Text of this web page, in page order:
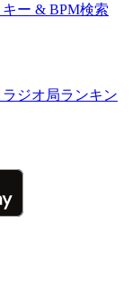
キー & BPM検索
ラジオ局ランキン